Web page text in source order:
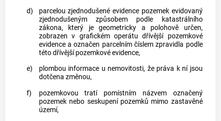
d)
parcelou zjednodušené evidence pozemek evidovaný
zjednodušeným způsobem podle katastrálního
zákona, který je geometricky a polohově určen,
zobrazen v grafickém operátu dřívější pozemkové
evidence a označen parcelním číslem zpravidla podle
této dřívější pozemkové evidence,
e)
plombou informace u nemovitosti, že práva k ní jsou
dotčena změnou,
f)
pozemkovou tratípomístním názvem označený
pozemeknebo seskupení pozemků mimo zastavěné
území,